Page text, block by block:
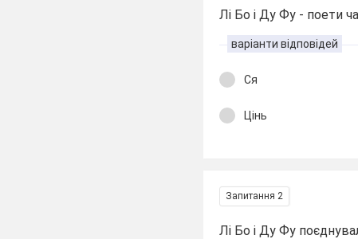
Лі Бо і Ду Фу - поети
варіанти відповідей
Ся
Цінь
Запитання 2
Лі Бо і Ду Фу